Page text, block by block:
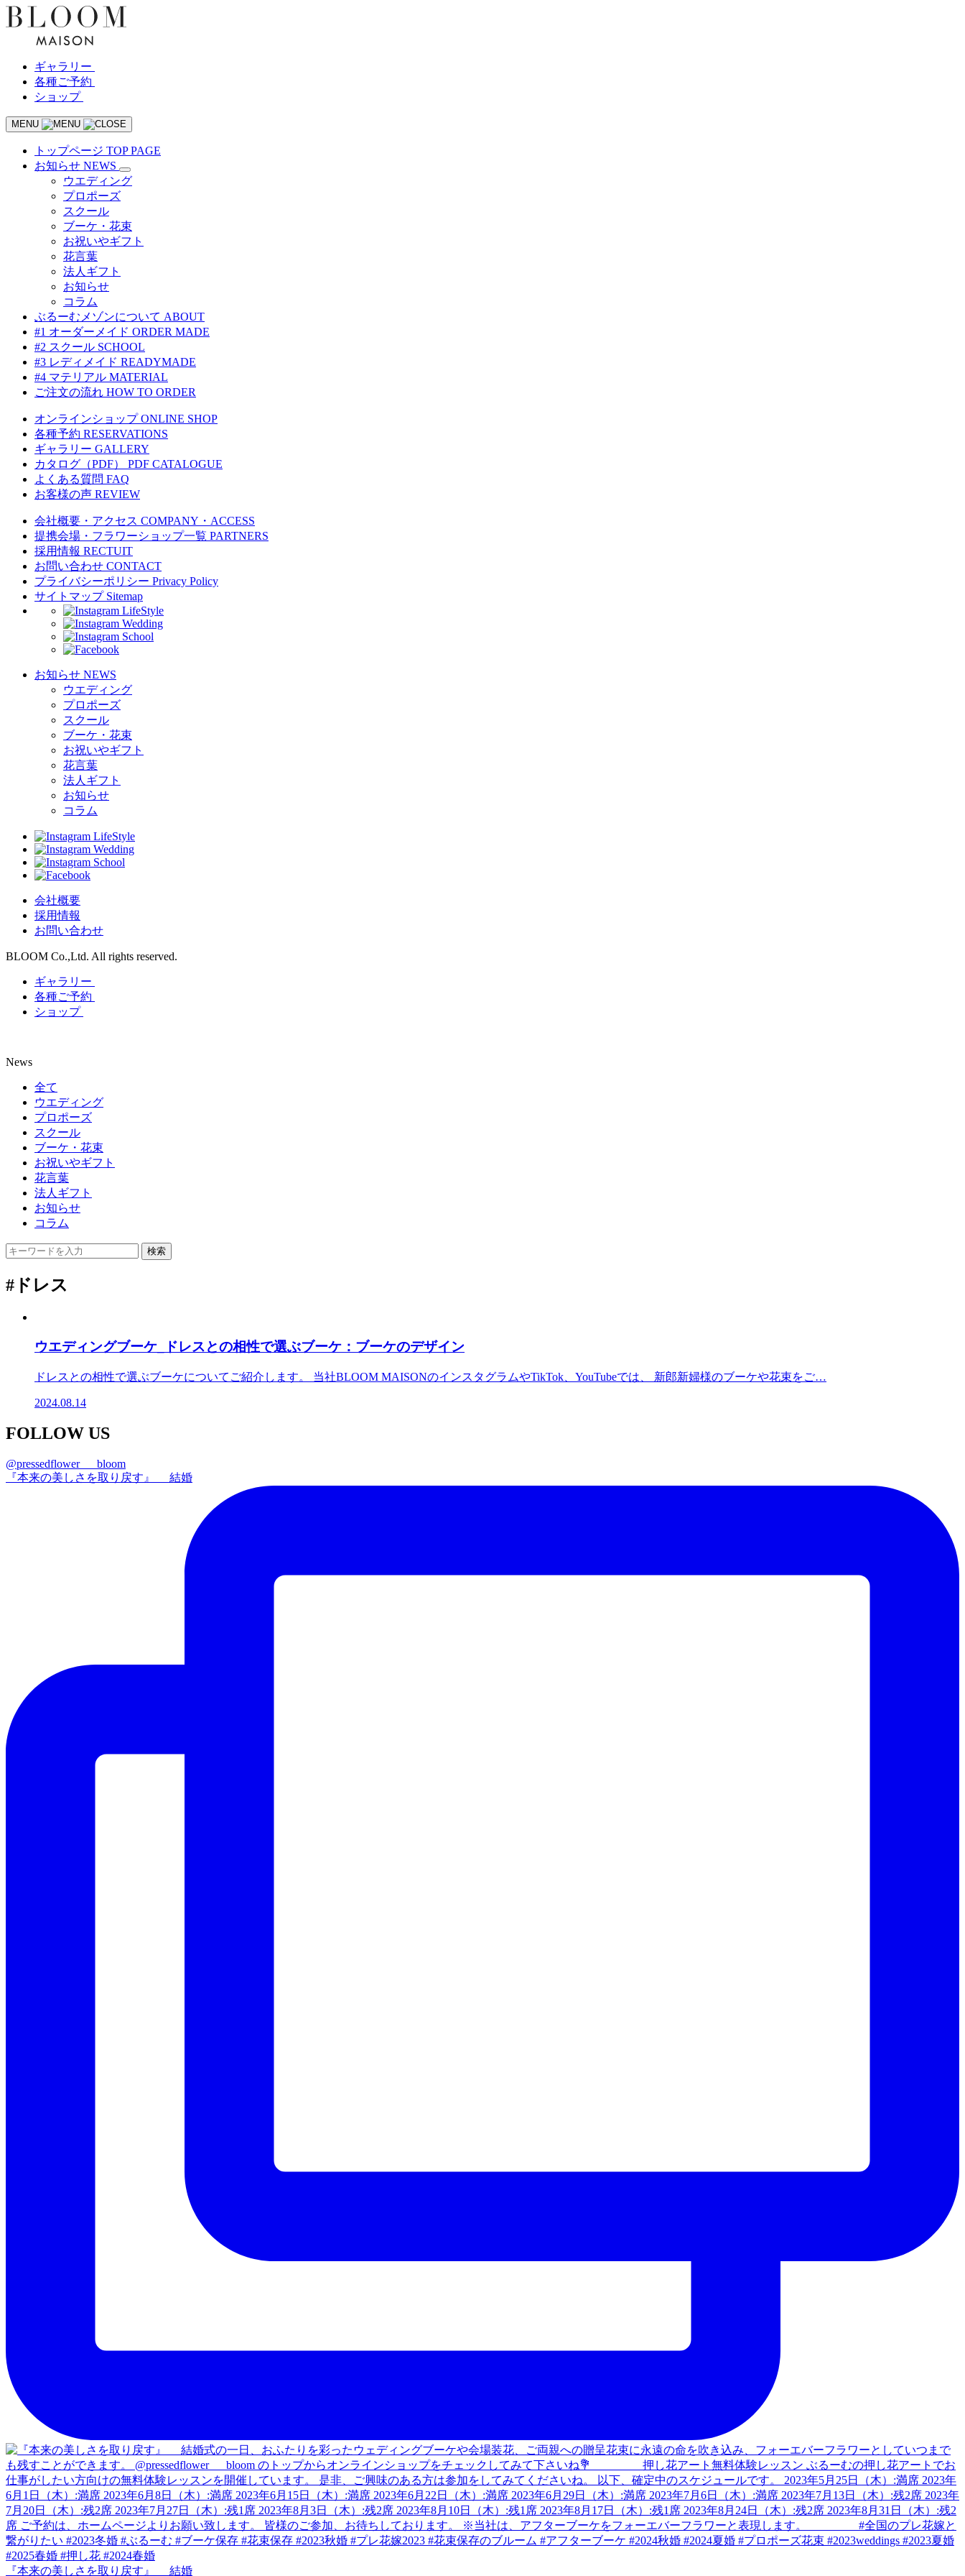
ギャラリー
各種ご予約
ショップ
MENU
トップページ TOP PAGE
お知らせ NEWS
ウエディング
プロポーズ
スクール
ブーケ・花束
お祝いやギフト
花言葉
法人ギフト
お知らせ
コラム
ぶるーむメゾンについて ABOUT
#1 オーダーメイド ORDER MADE
#2 スクール SCHOOL
#3 レディメイド READYMADE
#4 マテリアル MATERIAL
ご注文の流れ HOW TO ORDER
オンラインショップ ONLINE SHOP
各種予約 RESERVATIONS
ギャラリー GALLERY
カタログ（PDF）
PDF CATALOGUE
よくある質問 FAQ
お客様の声 REVIEW
会社概要・アクセス COMPANY・ACCESS
提携会場・フラワーショップ一覧 PARTNERS
採用情報 RECTUIT
お問い合わせ CONTACT
プライバシーポリシー Privacy Policy
サイトマップ Sitemap
LifeStyle
Wedding
School
お知らせ NEWS
ウエディング
プロポーズ
スクール
ブーケ・花束
お祝いやギフト
花言葉
法人ギフト
お知らせ
コラム
LifeStyle
Wedding
School
会社概要
採用情報
お問い合わせ
BLOOM Co.,Ltd. All rights reserved.
ギャラリー
各種ご予約
ショップ
News
全て
ウエディング
プロポーズ
スクール
ブーケ・花束
お祝いやギフト
花言葉
法人ギフト
お知らせ
コラム
#ドレス
ウエディングブーケ_ドレスとの相性で選ぶブーケ：ブーケのデザイン
ドレスとの相性で選ぶブーケについてご紹介します。 当社BLOOM MAISONのインスタグラムやTikTok、YouTubeでは、 新郎新婦様のブーケや花束をご…
2024.08.14
FOLLOW US
@pressedflower___bloom
『本来の美しさを取り戻す』 結婚
『本来の美しさを取り戻す』 結婚